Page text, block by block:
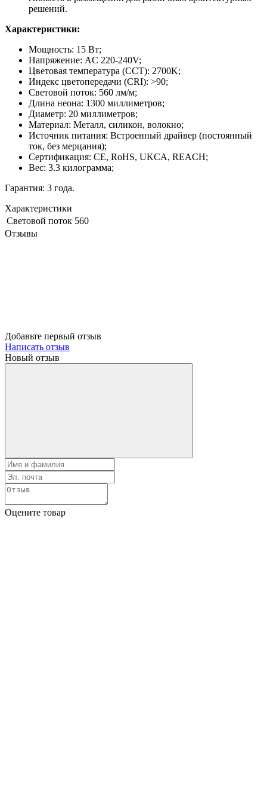
решений.
Характеристики:
Мощность: 15 Вт;
Напряжение: AC 220-240V;
Цветовая температура (CCT): 2700K;
Индекс цветопередачи (CRI): >90;
Световой поток: 560 лм/м;
Длина неона: 1300 миллиметров;
Диаметр: 20 миллиметров;
Материал: Металл, силикон, волокно;
Источник питания: Встроенный драйвер (постоянный
ток, без мерцания);
Сертификация: CE, RoHS, UKCA, REACH;
Вес: 3.3 килограмма;
Гарантия: 3 года.
Характеристики
Световой поток 560
Отзывы
Добавьте первый отзыв
Написать отзыв
Новый отзыв
Оцените товар